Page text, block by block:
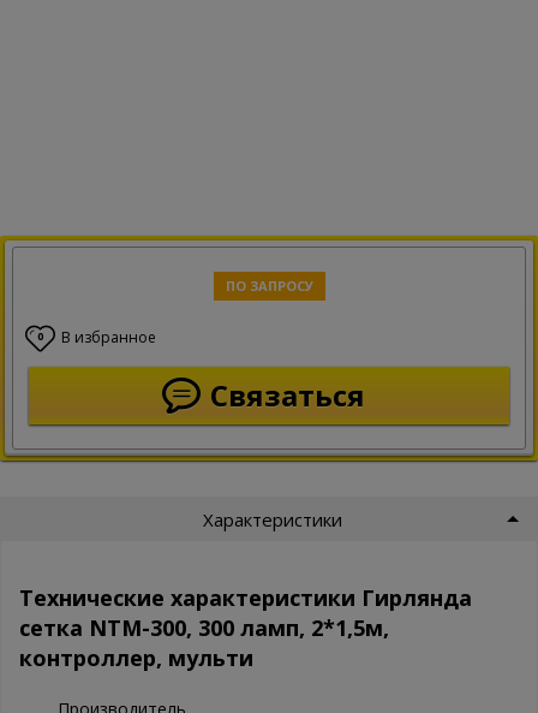
ПО ЗАПРОСУ
0 В избранное
Связаться
Характеристики
Технические характеристики Гирлянда
сетка NTM-300, 300 ламп, 2*1,5м,
контроллер, мульти